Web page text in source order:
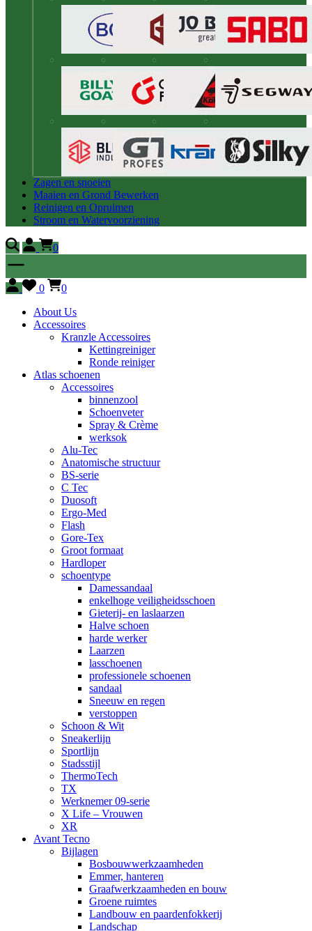
Zagen en snoeien
Maaien en Grond Bewerken
Reinigen en Opruimen
Stroom en Watervoorziening
0
0
0
About Us
Accessoires
Kranzle Accessoires
Kettingreiniger
Ronde reiniger
Atlas schoenen
Accessoires
binnenzool
Schoenveter
Spray & Crème
werksok
Alu-Tec
Anatomische structuur
BS-serie
C Tec
Duosoft
Ergo-Med
Flash
Gore-Tex
Groot formaat
Hardloper
schoentype
Damessandaal
enkelhoge veiligheidsschoen
Gieterij- en laslaarzen
Halve schoen
harde werker
Laarzen
lasschoenen
professionele schoenen
sandaal
Sneeuw en regen
verstoppen
Schoon & Wit
Sneakerlijn
Sportlijn
Stadsstijl
ThermoTech
TX
Werknemer 09-serie
X Life – Vrouwen
XR
Avant Tecno
Bijlagen
Bosbouwwerkzaamheden
Emmer, hanteren
Graafwerkzaamheden en bouw
Groene ruimtes
Landbouw en paardenfokkerij
Landschap